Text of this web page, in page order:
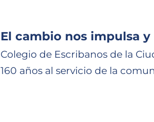
El cambio nos impulsa
Colegio de Escribanos de la
160 años al servicio de la